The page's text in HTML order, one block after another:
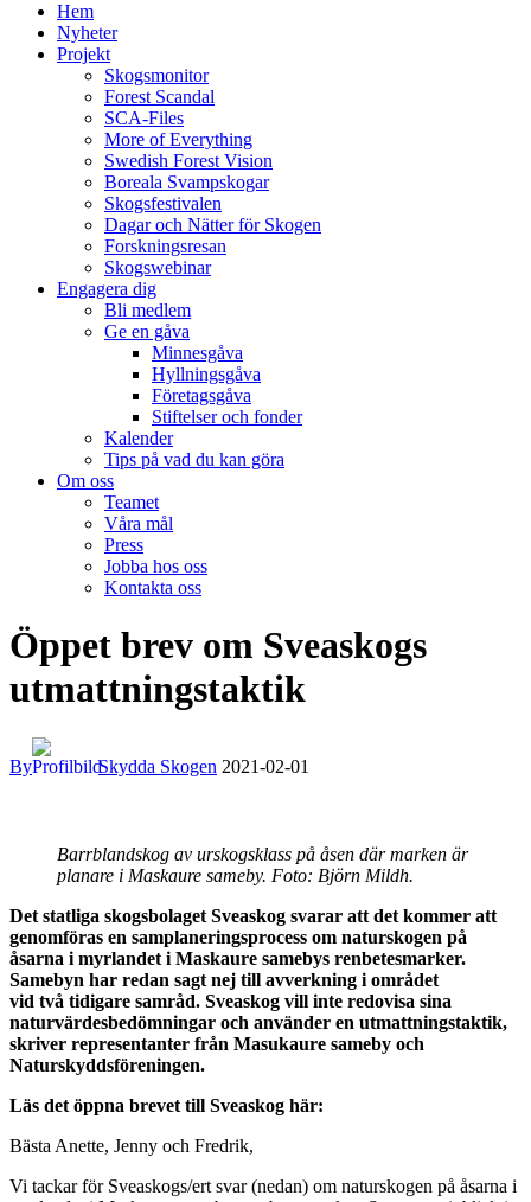
Hem
Nyheter
Projekt
Skogsmonitor
Forest Scandal
SCA-Files
More of Everything
Swedish Forest Vision
Boreala Svampskogar
Skogsfestivalen
Dagar och Nätter för Skogen
Forskningsresan
Skogswebinar
Engagera dig
Bli medlem
Ge en gåva
Minnesgåva
Hyllningsgåva
Företagsgåva
Stiftelser och fonder
Kalender
Tips på vad du kan göra
Om oss
Teamet
Våra mål​
Press
Jobba hos oss
Kontakta oss
facebook-
1
instagram
cloud-
light
youtube
linkedin
Öppet brev om Sveaskogs
utmattningstaktik
By Skydda Skogen 2021-02-01
Barrblandskog av urskogsklass på åsen där marken är
planare i Maskaure sameby. Foto: Björn Mildh.
Det statliga skogsbolaget Sveaskog svarar att det kommer att
genomföras en samplaneringsprocess om naturskogen på
åsarna i myrlandet i Maskaure samebys renbetesmarker.
Samebyn har redan sagt nej till avverkning i området
vid två tidigare samråd. Sveaskog vill inte redovisa sina
naturvärdesbedömningar och använder en utmattningstaktik,
skriver representanter från Masukaure sameby och
Naturskyddsföreningen.
Läs det öppna brevet till Sveaskog här:
Bästa Anette, Jenny och Fredrik,
Vi tackar för Sveaskogs/ert svar (nedan) om naturskogen på åsarna i